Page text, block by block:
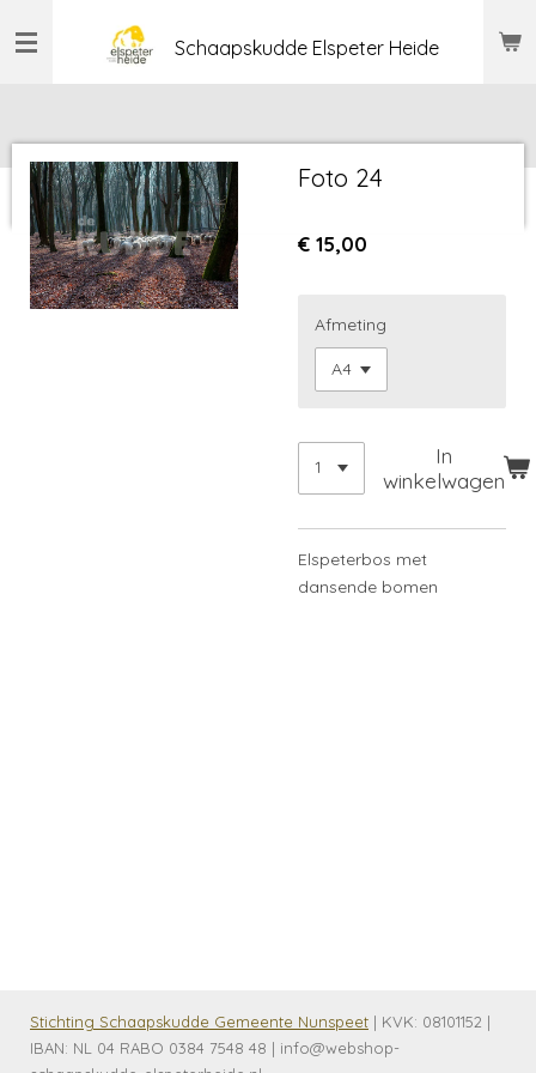
direct
Schaapskudde Elspeter Heide
Foto 24
€ 15,00
Afmeting
In
winkelwagen
Elspeterbos met
dansende bomen
Stichting Schaapskudde Gemeente Nunspeet | KVK: 08101152 |
IBAN: NL 04 RABO 0384 7548 48 | info@webshop-